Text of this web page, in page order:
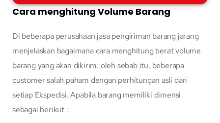
Cara menghitung Volume Barang
Di beberapa perusahaan jasa pengiriman barang jarang
menjelaskan bagaimana cara menghitung berat volume
barang yang akan dikirim. oleh sebab itu, beberapa
customer salah paham dengan perhitungan asli dari
setiap Ekspedisi. Apabila barang memiliki dimensi
sebagai berikut :